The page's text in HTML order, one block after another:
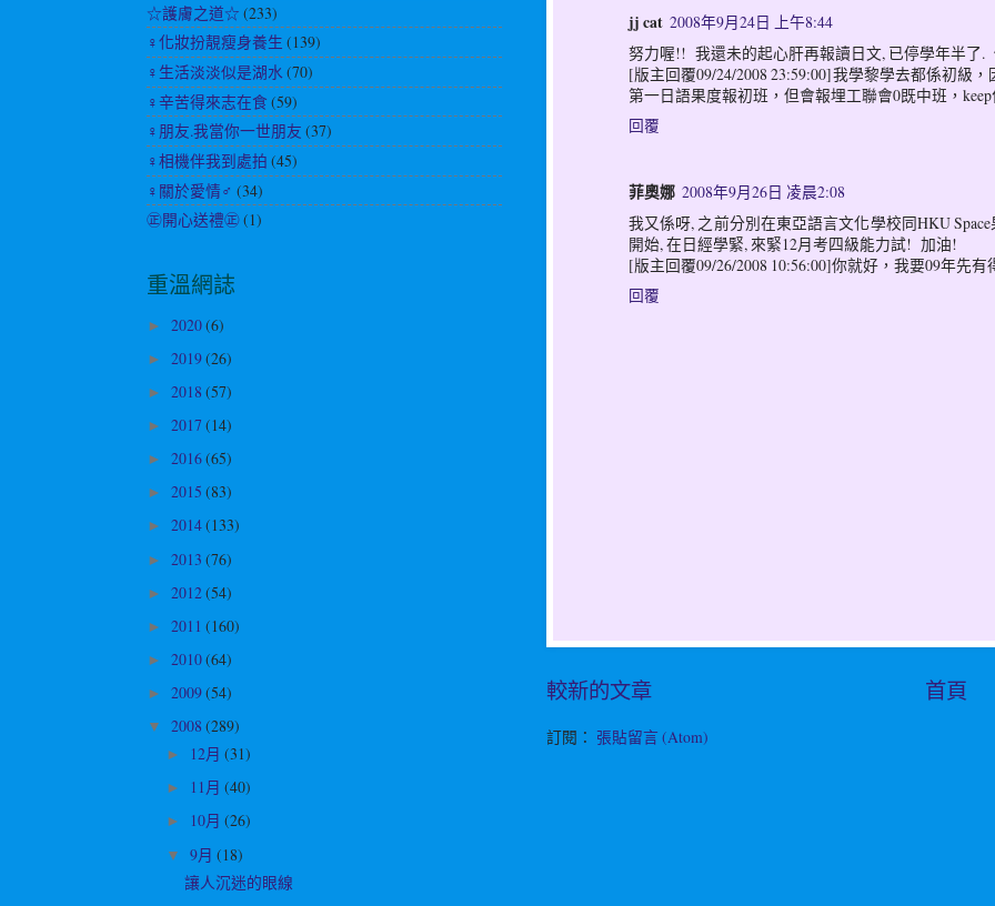
jj cat 2008年9月24日 上午8:44
努力喔!! 我還未的起心肝再報讀日文, 已停學年半了.
[版主回覆09/24/2008 23:59:00]我學黎學去都係初級
第一日語果度報初班，但會報埋工聯會0既中班，
回覆
菲奧娜 2008年9月26日 凌晨2:08
我又係呀, 之前分別在東亞語言文化學校同HKU
開始, 在日經學緊, 來緊12月考四級能力試! 加油!
[版主回覆09/26/2008 10:56:00]你就好，我要09年先有
回覆
較新的文章 首頁
訂閱： 張貼留言 (Atom)
☆護膚之道☆ (233)
♀化妝扮靚瘦身養生 (139)
♀生活淡淡似是湖水 (70)
♀辛苦得來志在食 (59)
♀朋友.我當你一世朋友 (37)
♀相機伴我到處拍 (45)
♀關於愛情♂ (34)
㊣開心送禮㊣(1)
重溫網誌
► 2020(6)
► 2019(26)
► 2018 (57)
► 2017 (14)
► 2016(65)
► 2015 (83)
► 2014(133)
► 2013 (76)
► 2012(54)
► 2011 (160)
► 2010(64)
► 2009(54)
▼ 2008 (289)
► 12月 (31)
► 11月 (40)
► 10月 (26)
▼ 9月 (18)
讓人沉迷的眼線